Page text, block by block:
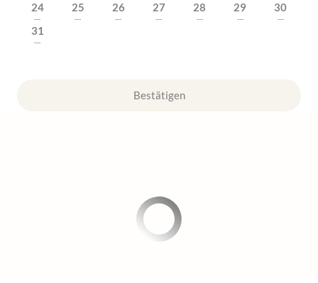
24
---
25
---
26
---
27
---
28
---
29
---
30
---
31
---
Bestätigen